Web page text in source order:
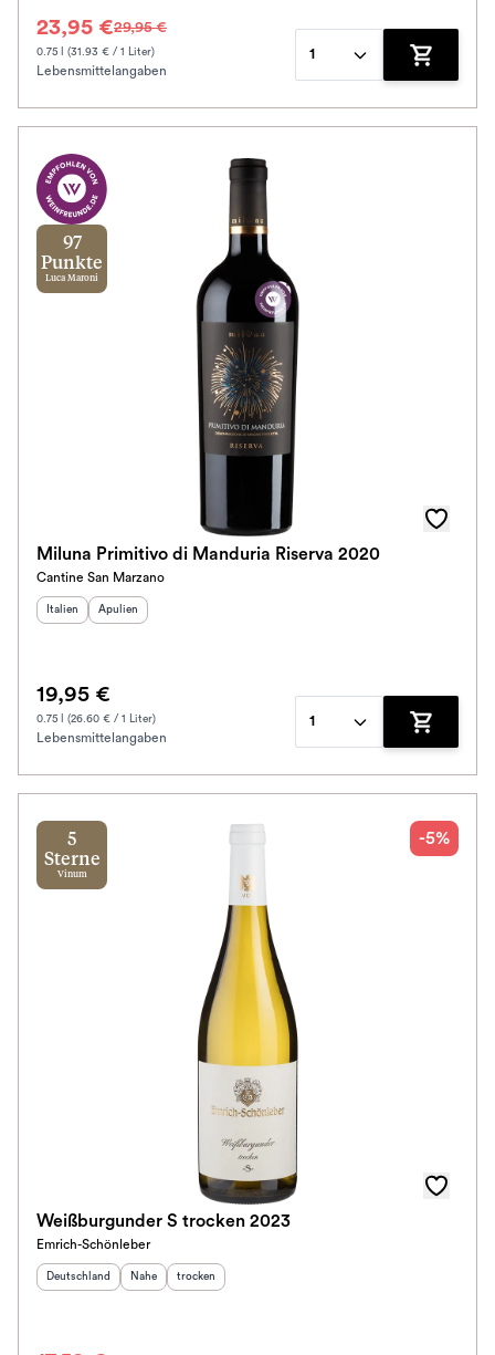
23,95 €29,95 €
0.75 l (31.93 € / 1 Liter)
Lebensmittelangaben
1
Zum
97
Punkte
Luca Maroni
Miluna Primitivo di Manduria Riserva 2020
Cantine San Marzano
Herkunftsland:
Italien Herkunftsregion
Apulien
19,95 €
0.75 l (26.60 € / 1 Liter)
Lebensmittelangaben
1
Zum
5
Sterne
Vinum
-5%
Weißburgunder S trocken 2023
Emrich-Schönleber
Herkunftsland
Deutschland Herkunftsregion:
Nahe Geschmack
trocken